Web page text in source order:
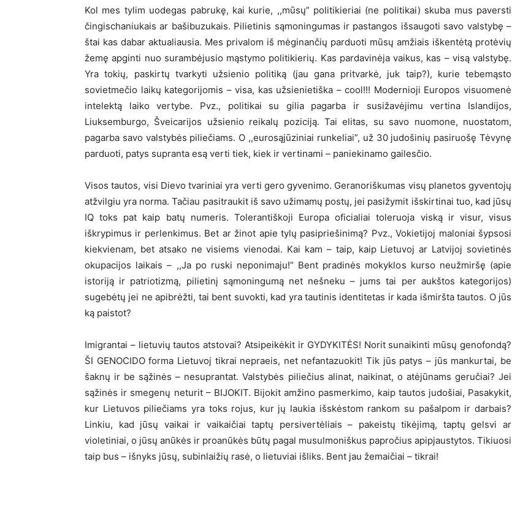
Kol mes tylim uodegas pabrukę, kai kurie, ,,mūsų” politikieriai (ne politikai) skuba mus paversti
čingischaniukais ar bašibuzukais. Pilietinis sąmoningumas ir pastangos išsaugoti savo valstybę –
štai kas dabar aktualiausia. Mes privalom iš mėginančių parduoti mūsų amžiais iškentėtą protėvių
žemę apginti nuo surambėjusio mąstymo politikierių. Kas pardavinėja vaikus, kas – visą valstybę.
Yra tokių, paskirtų tvarkyti užsienio politiką (jau gana pritvarkė, juk taip?), kurie tebemąsto
sovietmečio laikų kategorijomis – visa, kas užsienietiška – cool!!! Modernioji Europos visuomenė
intelektą laiko vertybe. Pvz., politikai su gilia pagarba ir susižavėjimu vertina Islandijos,
Liuksemburgo, Šveicarijos užsienio reikalų poziciją. Tai elitas, su savo nuomone, nuostatom,
pagarba savo valstybės piliečiams. O ,,eurosąjūziniai runkeliai”, už 30 judošinių pasiruošę Tėvynę
parduoti, patys supranta esą verti tiek, kiek ir vertinami – paniekinamo gailesčio.
Visos tautos, visi Dievo tvariniai yra verti gero gyvenimo. Geranoriškumas visų planetos gyventojų
atžvilgiu yra norma. Tačiau pasitraukit iš savo užimamų postų, jei pasižymit išskirtinai tuo, kad jūsų
IQ toks pat kaip batų numeris. Tolerantiškoji Europa oficialiai toleruoja viską ir visur, visus
iškrypimus ir perlenkimus. Bet ar žinot apie tylų pasipriešinimą? Pvz., Vokietijoj maloniai šypsosi
kiekvienam, bet atsako ne visiems vienodai. Kai kam – taip, kaip Lietuvoj ar Latvijoj sovietinės
okupacijos laikais – ,,Ja po ruski neponimaju!“ Bent pradinės mokyklos kurso neužmiršę (apie
istoriją ir patriotizmą, pilietinį sąmoningumą net nešneku – jums tai per aukštos kategorijos)
sugebėtų jei ne apibrėžti, tai bent suvokti, kad yra tautinis identitetas ir kada išmiršta tautos. O jūs
ką paistot?
Imigrantai – lietuvių tautos atstovai? Atsipeikėkit ir GYDYKITĖS! Norit sunaikinti mūsų genofondą?
ŠI GENOCIDO forma Lietuvoj tikrai nepraeis, net nefantazuokit! Tik jūs patys – jūs mankurtai, be
šaknų ir be sąžinės – nesuprantat. Valstybės piliečius alinat, naikinat, o atėjūnams geručiai? Jei
sąžinės ir smegenų neturit – BIJOKIT. Bijokit amžino pasmerkimo, kaip tautos judošiai, Pasakykit,
kur Lietuvos piliečiams yra toks rojus, kur jų laukia išskėstom rankom su pašalpom ir darbais?
Linkiu, kad jūsų vaikai ir vaikaičiai taptų persivertėliais – pakeistų tikėjimą, taptų gelsvi ar
violetiniai, o jūsų anūkės ir proanūkės būtų pagal musulmoniškus papročius apipjaustytos. Tikiuosi
taip bus – išnyks jūsų, subinlaižių rasė, o lietuviai išliks. Bent jau žemaičiai – tikrai!